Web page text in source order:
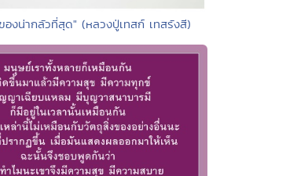
องน่ากลัวที่สุด" (หลวงปู่เทสก์ เทสรังสี)